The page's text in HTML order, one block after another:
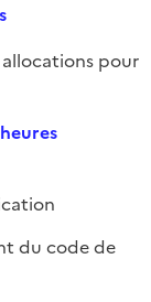
allocations pour
du code de